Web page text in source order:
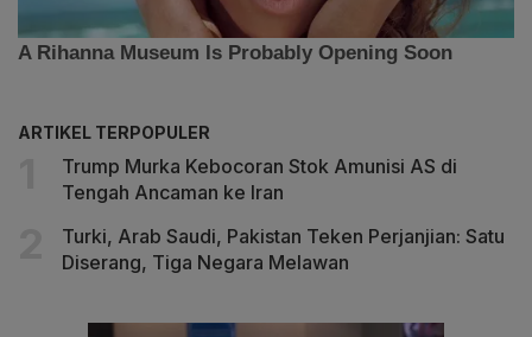
ARTIKEL TERPOPULER
Trump Murka Kebocoran Stok Amunisi AS di
Tengah Ancaman ke Iran
Turki, Arab Saudi, Pakistan Teken Perjanjian: Satu
Diserang, Tiga Negara Melawan